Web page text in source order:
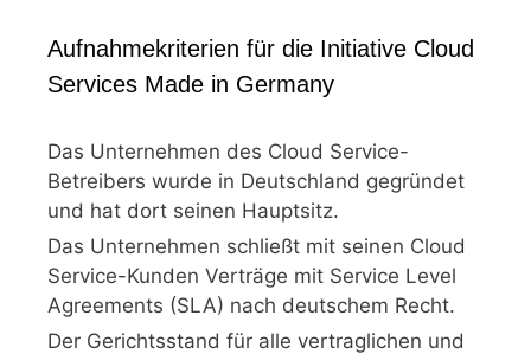
Aufnahmekriterien für die Initiative Cloud
Services Made in Germany
Das Unternehmen des Cloud Service-
Betreibers wurde in Deutschland gegründet
und hat dort seinen Hauptsitz.
Das Unternehmen schließt mit seinen Cloud
Service-Kunden Verträge mit Service Level
Agreements (SLA) nach deutschem Recht.
Der Gerichtsstand für alle vertraglichen und